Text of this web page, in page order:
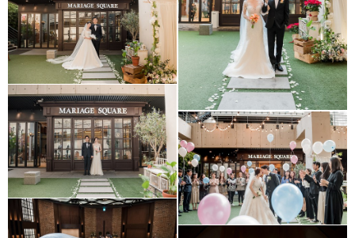
Mariage Square
(마리아쥬스퀘어)
Mariage Square
(마리아쥬스퀘어)
Mariage Square
(마리아쥬스퀘어)